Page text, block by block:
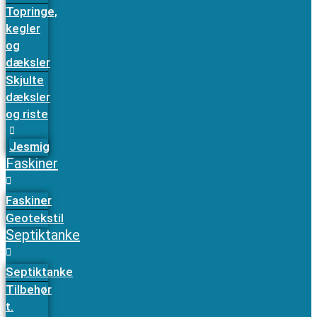
Topringe,
kegler
og
dæksler
Skjulte
dæksler
og riste
Jesmig
Faskiner
Faskiner
Geotekstil
Septiktanke
Septiktanke
Tilbehør
t.